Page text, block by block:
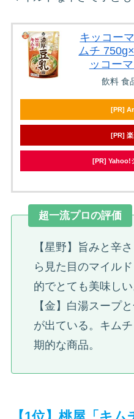
キッコー
ムチ
ッコー
飲料 食
[PR]
[PR]
[PR] Yahoo!
超一流プロの評価
【星野】旨みと辛
ら見た目のマイル
的でとても美味しい
【金】白湯スープ
が出ている。キム
期的な商品。